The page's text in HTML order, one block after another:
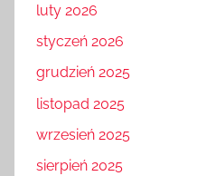
luty 2026
styczeń 2026
grudzień 2025
listopad 2025
wrzesień 2025
sierpień 2025